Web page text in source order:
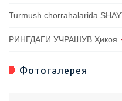
Turmush chorrahalarida
РИНГДАГИ УЧРАШУВ Ҳикоя
Фотогалерея